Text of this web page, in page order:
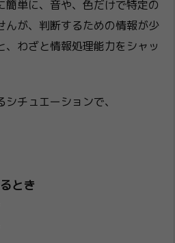
簡単に、音や、色だけで特定の
んが、判断するための情報が少
、わざと情報処理能力をシャッ
チュエーションで、
とき